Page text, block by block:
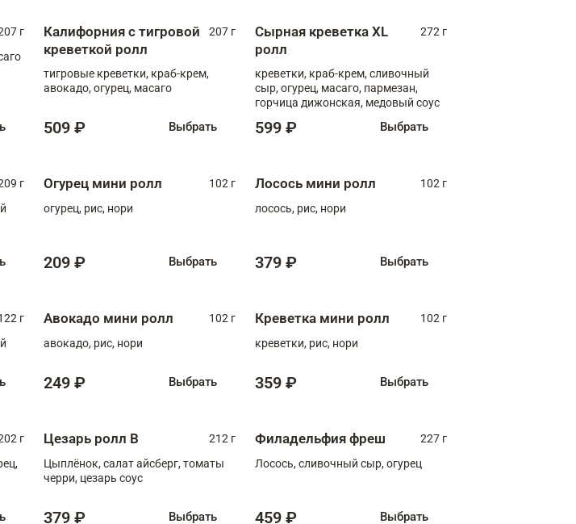
г
Калифорния с тигровой
креветкой ролл
207 г
тигровые креветки, краб-крем,
авокадо, огурец, масаго
509 ₽ Выбрать
Сырная креветка XL
ролл
272 г
креветки, краб-крем, сливочный
сыр, огурец, масаго, пармезан,
горчица дижонская, медовый соус
599 ₽ Выбрать
г
Огурец мини ролл
102 г
огурец, рис, нори
209 ₽ Выбрать
Лосось мини ролл
102 г
лосось, рис, нори
379 ₽ Выбрать
г
Авокадо мини ролл
102 г
авокадо, рис, нори
249 ₽ Выбрать
Креветка мини ролл
102 г
креветки, рис, нори
359 ₽ Выбрать
г
Цезарь ролл В
212 г
Цыплёнок, салат айсберг, томаты
черри, цезарь соус
379 ₽ Выбрать
Филадельфия фреш
227 г
Лосось, сливочный сыр, огурец
459 ₽ Выбрать